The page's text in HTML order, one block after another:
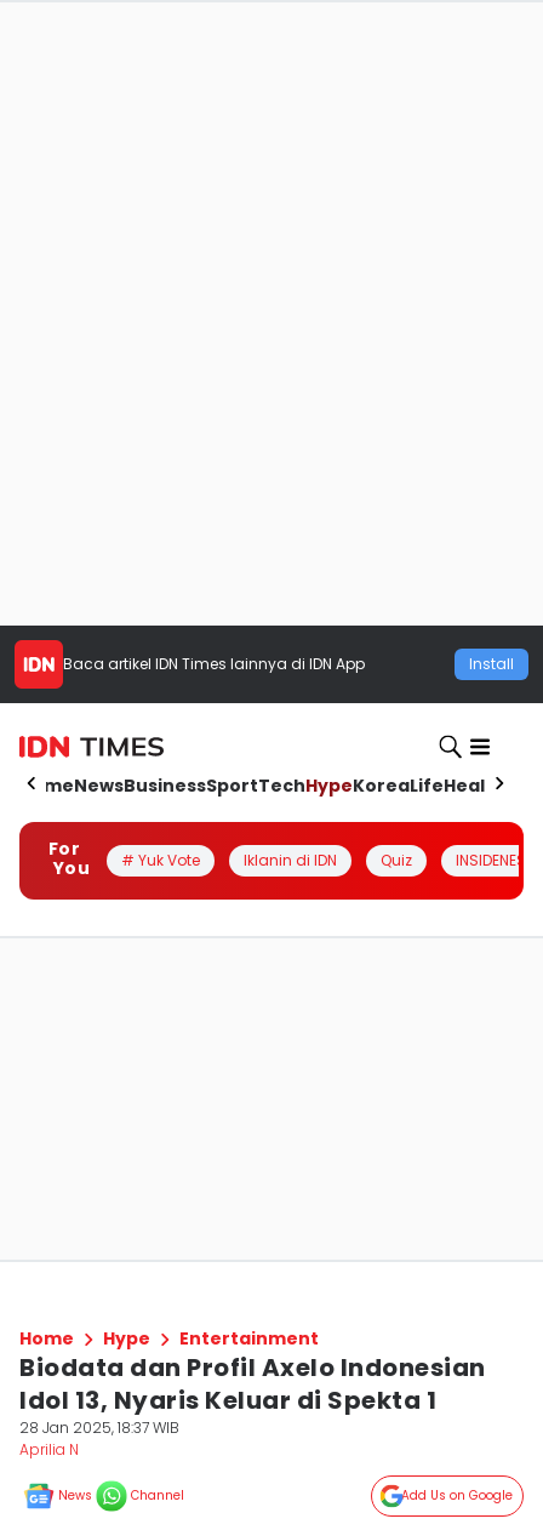
Baca artikel IDN Times lainnya di IDN App Install
HomeNewsBusinessSportTechHypeKoreaLifeHealth
For
You
# Yuk Vote Iklanin di IDN Quiz INSIDENESIA
Home Hype Entertainment
Biodata dan Profil Axelo Indonesian
Idol 13, Nyaris Keluar di Spekta 1
28 Jan 2025, 18:37 WIB
Aprilia N
News Channel Add Us on Google